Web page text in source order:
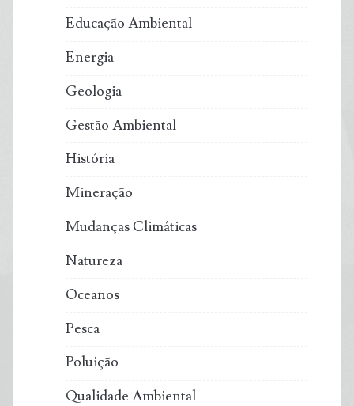
Educação Ambiental
Energia
Geologia
Gestão Ambiental
História
Mineração
Mudanças Climáticas
Natureza
Oceanos
Pesca
Poluição
Qualidade Ambiental